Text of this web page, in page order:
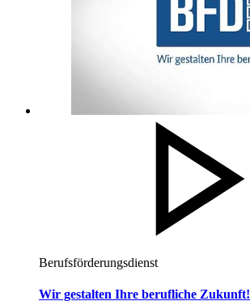
Berufsförderungsdienst
Wir gestalten Ihre berufliche Zukunft!